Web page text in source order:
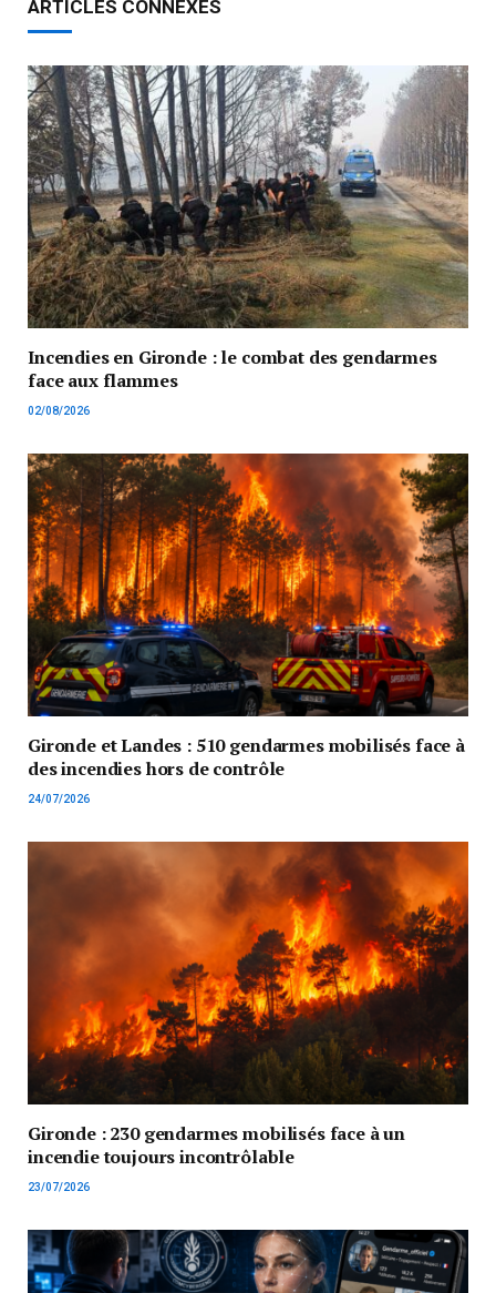
ARTICLES CONNEXES
Incendies en Gironde : le combat des gendarmes
face aux flammes
02/08/2026
Gironde et Landes : 510 gendarmes mobilisés face à
des incendies hors de contrôle
24/07/2026
Gironde : 230 gendarmes mobilisés face à un
incendie toujours incontrôlable
23/07/2026